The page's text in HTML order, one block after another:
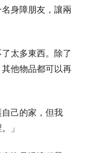
身障朋友，讓兩
太多東西。除了
他物品都可以再
己的家，但我
」